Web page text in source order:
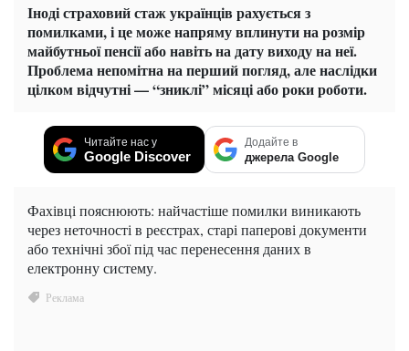
Іноді страховий стаж українців рахується з
помилками, і це може напряму вплинути на розмір
майбутньої пенсії або навіть на дату виходу на неї.
Проблема непомітна на перший погляд, але наслідки
цілком відчутні — “зниклі” місяці або роки роботи.
Читайте нас у
Google Discover
Додайте в
джерела Google
Фахівці пояснюють: найчастіше помилки виникають
через неточності в реєстрах, старі паперові документи
або технічні збої під час перенесення даних в
електронну систему.